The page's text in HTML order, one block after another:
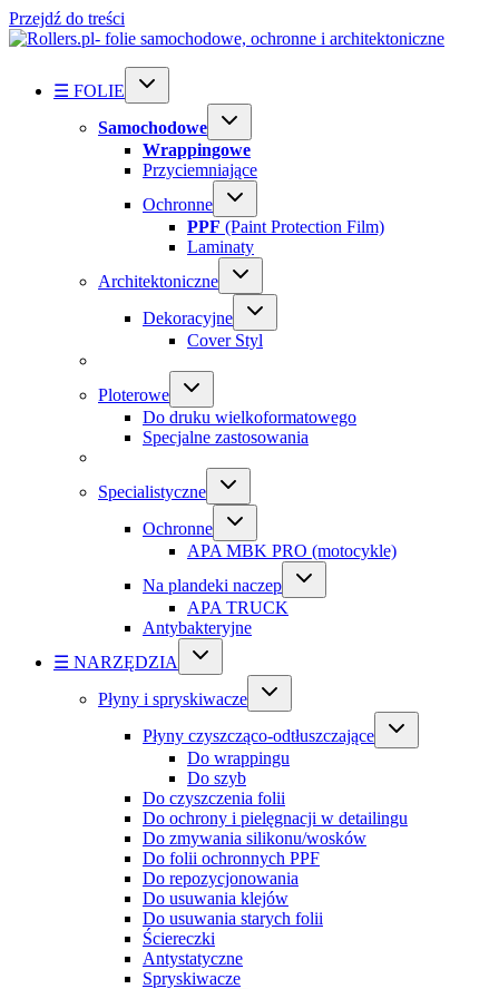
Przejdź do treści
☰ FOLIE
Samochodowe
Wrappingowe
Przyciemniające
Ochronne
PPF (Paint Protection Film)
Laminaty
Architektoniczne
Dekoracyjne
Cover Styl
Ploterowe
Do druku wielkoformatowego
Specjalne zastosowania
Specialistyczne
Ochronne
APA MBK PRO (motocykle)
Na plandeki naczep
APA TRUCK
Antybakteryjne
☰ NARZĘDZIA
Płyny i spryskiwacze
Płyny czyszcząco-odtłuszczające
Do wrappingu
Do szyb
Do czyszczenia folii
Do ochrony i pielęgnacji w detailingu
Do zmywania silikonu/wosków
Do folii ochronnych PPF
Do repozycjonowania
Do usuwania klejów
Do usuwania starych folii
Ściereczki
Antystatyczne
Spryskiwacze